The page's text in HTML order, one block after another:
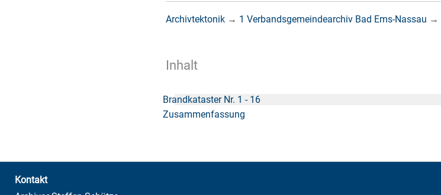
Archivtektonik → 1 Verbandsgemeindearchiv Bad Ems-Nassau →
Inhalt
Brandkataster Nr. 1 - 16
Zusammenfassung
Kontakt